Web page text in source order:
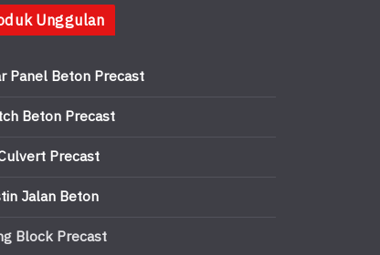
Unggulan
Panel Beton Precast
Beton Precast
Precast
Jalan Beton
Block Precast